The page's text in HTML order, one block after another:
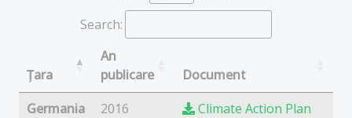
Search:
Țara
An
publicare
Document
Germania
2016
Climate Action Plan